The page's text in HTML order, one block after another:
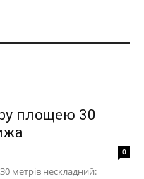
площею 30
0
метрів нескладний: